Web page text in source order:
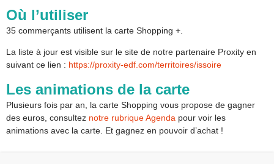
Où l’utiliser
35 commerçants utilisent la carte Shopping +.
La liste à jour est visible sur le site de notre partenaire Proxity en
suivant ce lien : https://proxity-edf.com/territoires/issoire
Les animations de la carte
Plusieurs fois par an, la carte Shopping vous propose de gagner
des euros, consultez notre rubrique Agenda pour voir les
animations avec la carte. Et gagnez en pouvoir d’achat !